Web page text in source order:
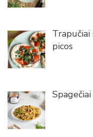
Trapučiai
picos